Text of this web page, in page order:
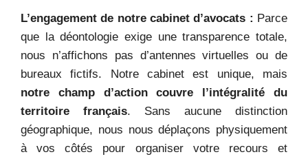
L’engagement de notre cabinet d’avocats : Parce
que la déontologie exige une transparence totale,
nous n’affichons pas d’antennes virtuelles ou de
bureaux fictifs. Notre cabinet est unique, mais
notre champ d’action couvre l’intégralité du
territoire français. Sans aucune distinction
géographique, nous nous déplaçons physiquement
à vos côtés pour organiser votre recours et